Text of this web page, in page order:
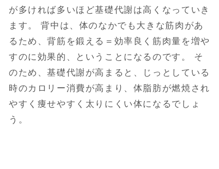
が多ければ多いほど基礎代謝は高くなっていき
ます。 背中は、体のなかでも大きな筋肉があ
るため、背筋を鍛える＝効率良く筋肉量を増や
すのに効果的、ということになるのです。 そ
のため、基礎代謝が高まると、じっとしている
時のカロリー消費が高まり、体脂肪が燃焼され
やすく痩せやすく太りにくい体になるでしょ
う。